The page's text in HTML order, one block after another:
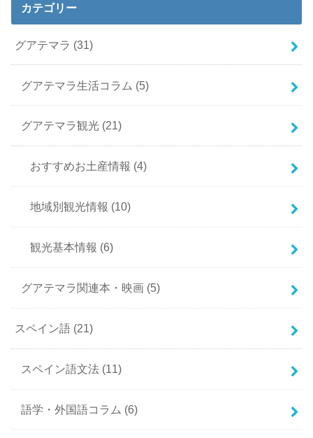
カテゴリー
グアテマラ (31)
グアテマラ生活コラム (5)
グアテマラ観光 (21)
おすすめお土産情報 (4)
地域別観光情報 (10)
観光基本情報 (6)
グアテマラ関連本・映画 (5)
スペイン語 (21)
スペイン語文法 (11)
語学・外国語コラム (6)